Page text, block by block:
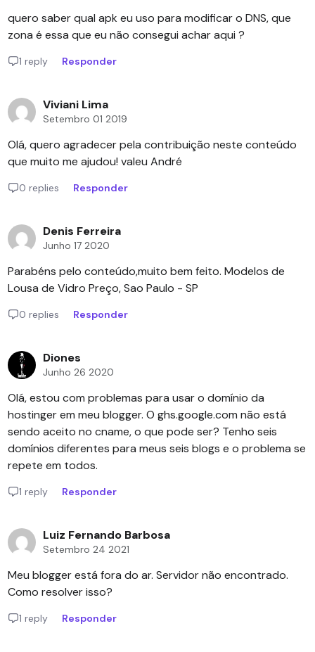
quero saber qual apk eu uso para modificar o DNS, que
zona é essa que eu não consegui achar aqui ?
1 reply Responder
Viviani Lima
Setembro 01 2019
Olá, quero agradecer pela contribuição neste conteúdo
que muito me ajudou! valeu André
0 replies Responder
Denis Ferreira
Junho 17 2020
Parabéns pelo conteúdo,muito bem feito. Modelos de
Lousa de Vidro Preço, Sao Paulo - SP
0 replies Responder
Diones
Junho 26 2020
Olá, estou com problemas para usar o domínio da
hostinger em meu blogger. O ghs.google.com não está
sendo aceito no cname, o que pode ser? Tenho seis
domínios diferentes para meus seis blogs e o problema se
repete em todos.
1 reply Responder
Luiz Fernando Barbosa
Setembro 24 2021
Meu blogger está fora do ar. Servidor não encontrado.
Como resolver isso?
1 reply Responder